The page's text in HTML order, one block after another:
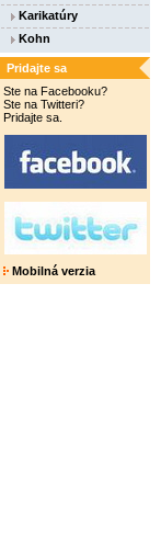
Karikatúry
Kohn
Pridajte sa
Ste na Facebooku?
Ste na Twitteri?
Pridajte sa.
Mobilná verzia